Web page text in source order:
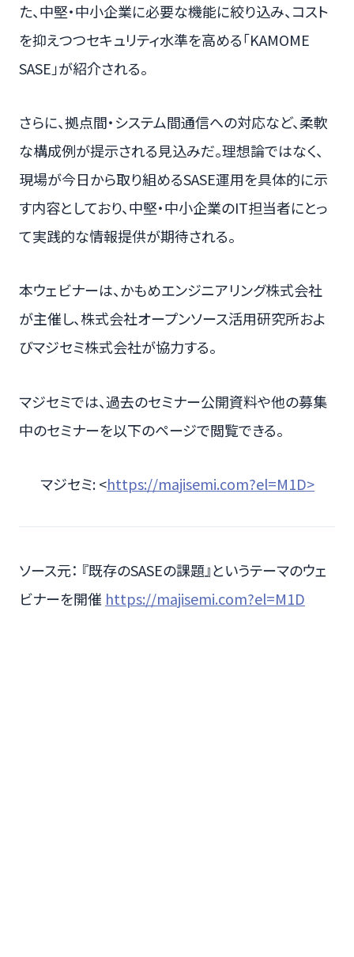
た、中堅・中小企業に必要な機能に絞り込み、コスト
を抑えつつセキュリティ水準を高める「KAMOME
SASE」が紹介される。
さらに、拠点間・システム間通信への対応など、柔軟
な構成例が提示される見込みだ。理想論ではなく、
現場が今日から取り組めるSASE運用を具体的に示
す内容としており、中堅・中小企業のIT担当者にとっ
て実践的な情報提供が期待される。
本ウェビナーは、かもめエンジニアリング株式会社
が主催し、株式会社オープンソース活用研究所およ
びマジセミ株式会社が協力する。
マジセミでは、過去のセミナー公開資料や他の募集
中のセミナーを以下のページで閲覧できる。
マジセミ: <https://majisemi.com?el=M1D>
ソース元： 『既存のSASEの課題』というテーマのウェ
ビナーを開催 https://majisemi.com?el=M1D